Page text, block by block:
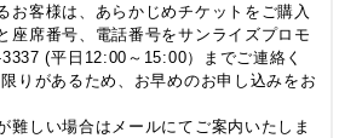
お客様は、あらかじめチケットをご購入
座席番号、電話番号をサンライズプロモ
(平日12:00～15:00）までご連絡く
りがあるため、お早めのお申し込みをお
難しい場合はメールにてご案内いたしま